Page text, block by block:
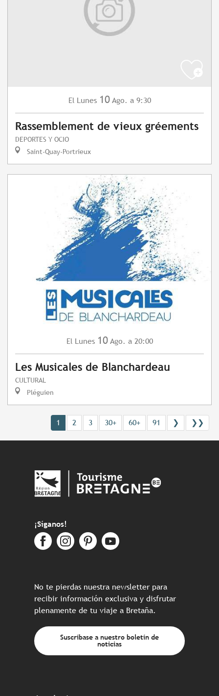
El Lunes 10 Ago. a 9:30
Rassemblement de vieux gréements
DEPORTES Y OCIO
Saint-Quay-Portrieux
El Lunes 10 Ago. a 20:00
Les Musicales de Blanchardeau
CULTURAL
Pléguien
1 2 3 30+ 60+ 91 ❯ ❯❯
¡Síganos!
No te pierdas nuestra newsletter para
recibir información exclusiva y disfrutar
plenamente de tu viaje a Bretaña.
Suscríbase a nuestro boletín de
noticias